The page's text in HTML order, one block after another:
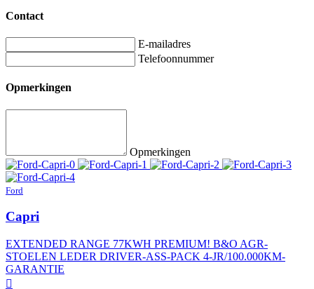
Contact
E-mailadres
Telefoonnummer
Opmerkingen
Opmerkingen
Ford
Capri
EXTENDED RANGE 77KWH PREMIUM! B&O AGR-
STOELEN LEDER DRIVER-ASS-PACK 4-JR/100.000KM-
GARANTIE